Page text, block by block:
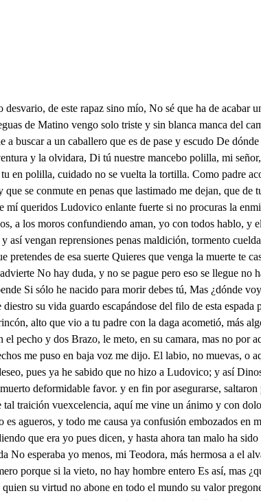
de este rapaz sino mío, No sé que ha de
de Matino vengo solo triste y sin blanca manca del
buscar a un caballero que es de pase y escudo De
y la olvidara, Di tú nuestre mancebo polilla, mi
en polilla, cuidado no se vuelta la tortilla. Como padre
se conmute en penas que lastimado me dejan, que
mí queridos Ludovico enlante fuerte si no procuras la
a los moros confundiendo aman, yo con todos hablo,
así vengan reprensiones penas maldición, tormento
pretendes de esa suerte Quieres que venga la muerte te
No hay duda, y no se pague pero eso se llegue
Si sólo he nacido para morir debes tú, Mas ¿dónde
su vida guardo escapándose del filo de esta
alto que vio a tu padre con la daga acometió, más
el pecho y dos Brazo, le meto, en su camara, mas no
me puso en baja voz me dijo. El labio, no muevas, o
pues ya he sabido que no hizo a Ludovico; y así
deformidable favor. y en fin por asegurarse,
traición vuexcelencia, aquí me vine un ánimo y con
agueros, y todo me causa ya confusión embozados
que era yo pues dicen, y hasta ahora tan malo ha
No esperaba yo menos, mi Teodora, más hermosa a el
porque si la vieto, no hay hombre entero Es así, mas
su virtud no abone en todo el mundo su valor